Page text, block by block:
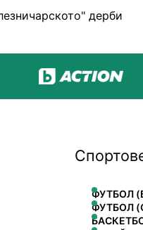
дерби
ФУТБОЛ
ФУТБОЛ